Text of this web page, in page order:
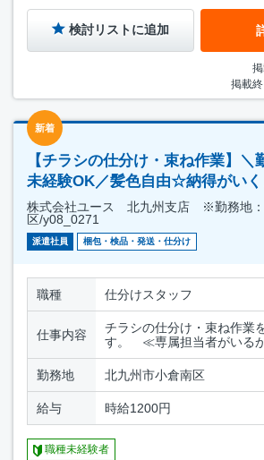
検討リストに追加
掲載
新着
【チラシの仕分け・束ね作業】
未経験OK／髪色自由☆納得がいく
株式会社ユース 北九州支店 ※勤務地：
区/y08_0271
派遣社員 梱包・検品・発送・仕分け
職種 仕分けスタッフ
仕事内容
チラシの仕分け・束ね作業
す。 ≪専属担当者がいる
勤務地 北九州市小倉南区
給与 時給1200円
職種未経験者